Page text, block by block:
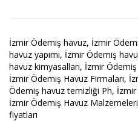
İzmir Ödemiş havuz, İzmir
havuz yapımı, İzmir Ödemiş
havuz kimyasalları, İzmir
İzmir Ödemiş Havuz Firmaları,
Ödemiş havuz temizliği Ph,
İzmir Ödemiş Havuz
fiyatları